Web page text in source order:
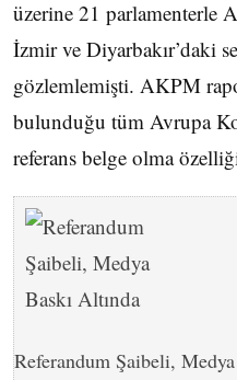
üzerine 21 parlamenterle
İzmir ve Diyarbakır’daki
gözlemlemişti. AKPM
bulunduğu tüm Avrupa
referans belge olma
Referandum Şaibeli, Medya